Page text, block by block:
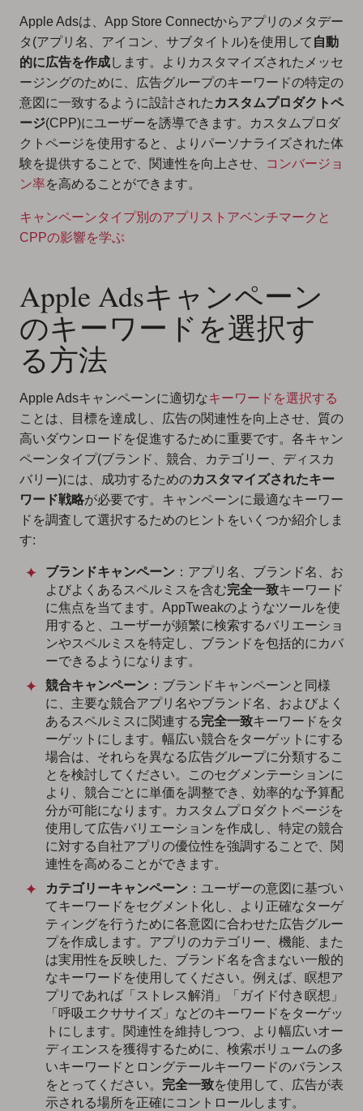
Apple Adsは、App Store Connectからアプリのメタデー
タ(アプリ名、アイコン、サブタイトル)を使用して 自動
的に広告を作成します。よりカスタマイズされたメッセ
ージングのために、広告グループのキーワードの特定の
意図に一致するように設計された カスタムプロダクトペ
ージ(CPP)にユーザーを誘導できます。カスタムプロダ
クトページを使用すると、よりパーソナライズされた体
験を提供することで、関連性を向上させ、
コンバージョ
ン率を高めることができます。
キャンペーンタイプ別のアプリストアベンチマークと
CPPの影響を学ぶ
Apple Adsキャンペーン
のキーワードを選択す
る方法
Apple Adsキャンペーンに適切なキーワードを選択する
ことは、目標を達成し、広告の関連性を向上させ、質の
高いダウンロードを促進するために重要です。各キャン
ペーンタイプ(ブランド、競合、カテゴリー、ディスカ
バリー)には、成功するためのカスタマイズされたキー
ワード戦略が必要です。キャンペーンに最適なキーワー
ドを調査して選択するためのヒントをいくつか紹介しま
す:
ブランドキャンペーン ：アプリ名、ブランド名、お
よびよくあるスペルミスを含む完全一致キーワード
に焦点を当てます。AppTweakのようなツールを使
用すると、ユーザーが頻繁に検索するバリエーショ
ンやスペルミスを特定し、ブランドを包括的にカバ
ーできるようになります。
競合キャンペーン ：ブランドキャンペーンと同様
に、主要な競合アプリ名やブランド名、およびよく
あるスペルミスに関連する完全一致キーワードをタ
ーゲットにします。幅広い競合をターゲットにする
場合は、それらを異なる広告グループに分類するこ
とを検討してください。このセグメンテーションに
より、競合ごとに単価を調整でき、効率的な予算配
分が可能になります。カスタムプロダクトページを
使用して広告バリエーションを作成し、特定の競合
に対する自社アプリの優位性を強調することで、関
連性を高めることができます。
カテゴリーキャンペーン ：ユーザーの意図に基づい
てキーワードをセグメント化し、より正確なターゲ
ティングを行うために各意図に合わせた広告グルー
プを作成します。アプリのカテゴリー、機能、また
は実用性を反映した、ブランド名を含まない一般的
なキーワードを使用してください。例えば、瞑想ア
プリであれば「ストレス解消」「ガイド付き瞑想」
「呼吸エクササイズ」などのキーワードをターゲッ
トにします。関連性を維持しつつ、より幅広いオー
ディエンスを獲得するために、検索ボリュームの多
いキーワードとロングテールキーワードのバランス
をとってください。 完全一致を使用して、広告が表
示される場所を正確にコントロールします。